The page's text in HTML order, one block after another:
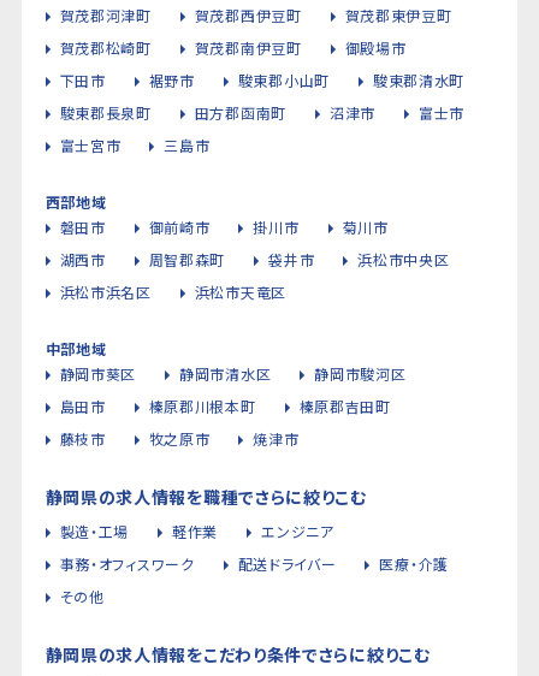
賀茂郡河津町 賀茂郡西伊豆町
賀茂郡東伊豆町
賀茂郡松崎町
賀茂郡南伊豆町
御殿場市
下田市
裾野市 駿東郡小山町
駿東郡清水町
駿東郡長泉町
田方郡函南町 沼津市
富士市
富士宮市
三島市
西部地域
磐田市
御前崎市 掛川市
菊川市
湖西市
周智郡森町 袋井市
浜松市中央区
浜松市浜名区
浜松市天竜区
中部地域
静岡市葵区
静岡市清水区
静岡市駿河区
島田市
榛原郡川根本町
榛原郡吉田町
藤枝市
牧之原市 焼津市
静岡県の求人情報を職種でさらに絞りこむ
製造・工場 軽作業
エンジニア
事務・オフィスワーク
配送ドライバー
医療・介護
その他
静岡県の求人情報をこだわり条件でさらに絞りこむ